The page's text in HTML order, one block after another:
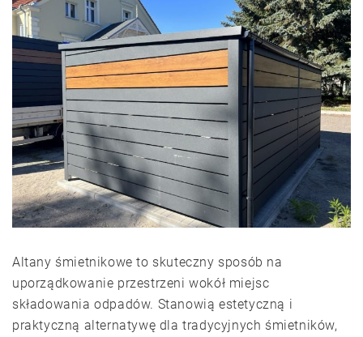
Altany śmietnikowe to skuteczny sposób na
uporządkowanie przestrzeni wokół miejsc
składowania odpadów. Stanowią estetyczną i
praktyczną alternatywę dla tradycyjnych śmietników,